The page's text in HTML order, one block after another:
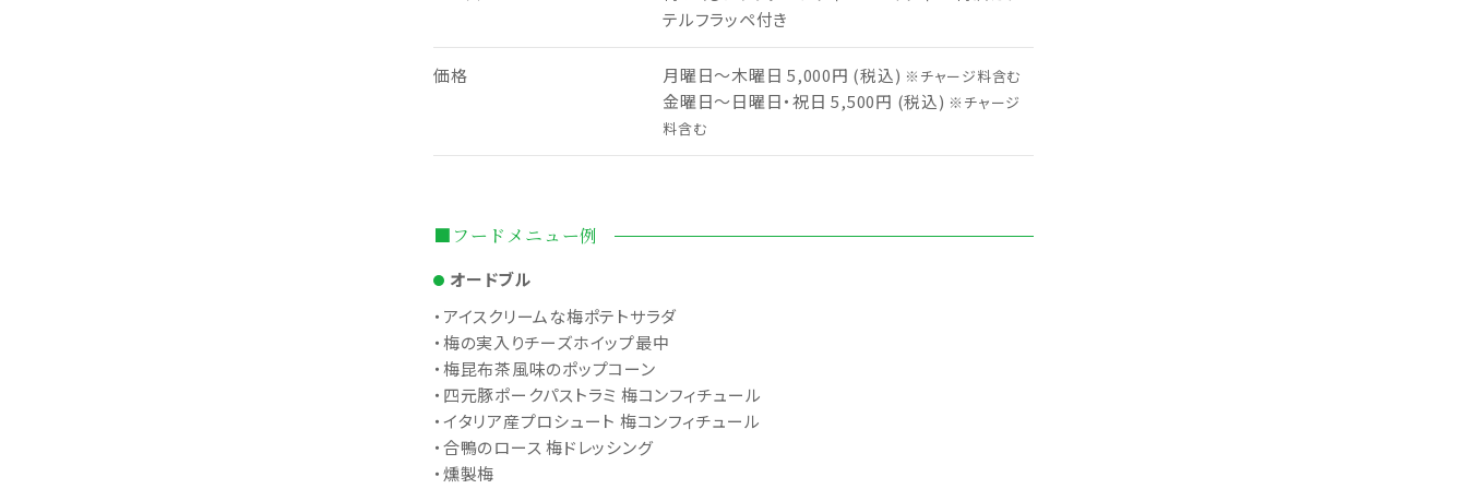
テルフラッペ付き
価格 月曜日～木曜日 5,000円 (税込) ※チャージ料含む
金曜日～日曜日・祝日 5,500円 (税込) ※チャージ
料含む
■フードメニュー例
オードブル
・アイスクリームな梅ポテトサラダ
・梅の実入りチーズホイップ最中
・梅昆布茶風味のポップコーン
・四元豚ポークパストラミ 梅コンフィチュール
・イタリア産プロシュート 梅コンフィチュール
・合鴨のロース 梅ドレッシング
・燻製梅